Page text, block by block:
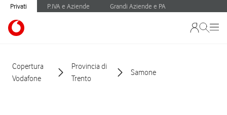
Privati P.IVA e Aziende Grandi Aziende e PA
Copertura
Vodafone
Provincia di
Trento
Samone